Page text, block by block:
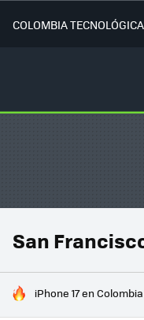
COLOMBIA TECNOLÓGICA
San
HOY SE HABLA DE
iPhone 17 en Colombia